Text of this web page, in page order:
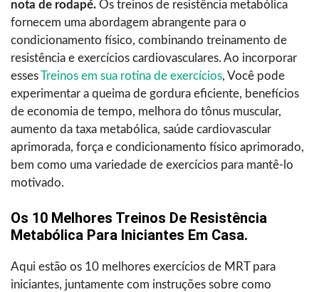
nota de rodapé. Os treinos de resistência metabólica
fornecem uma abordagem abrangente para o
condicionamento físico, combinando treinamento de
resistência e exercícios cardiovasculares. Ao incorporar
essesTreinos em sua rotina de exercícios, Você pode
experimentar a queima de gordura eficiente, benefícios
de economia de tempo, melhora do tônus muscular,
aumento da taxa metabólica, saúde cardiovascular
aprimorada, força e condicionamento físico aprimorado,
bem como uma variedade de exercícios para mantê-lo
motivado.
Os 10 Melhores Treinos De Resistência
Metabólica Para Iniciantes Em Casa.
Aqui estão os 10 melhores exercícios de MRT para
iniciantes, juntamente com instruções sobre como